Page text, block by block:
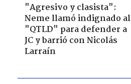
"Agresivo y clasista":
Neme llamó indignado al
"QTLD" para defender a
JC y barrió con Nicolás
Larraín